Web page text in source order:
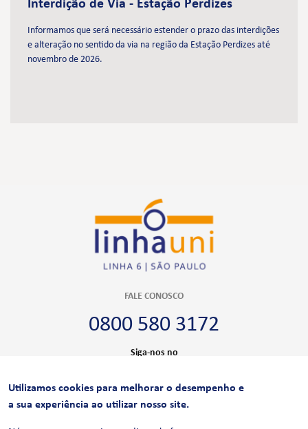
Interdição de Via - Estação Perdizes
Informamos que será necessário estender o prazo das interdições
e alteração no sentido da via na região da Estação Perdizes até
novembro de 2026.
FALE CONOSCO
0800 580 3172
Siga-nos no
CERTIFICAÇÕES
Utilizamos cookies para melhorar o desempenho e
a sua experiência ao utilizar nosso site.